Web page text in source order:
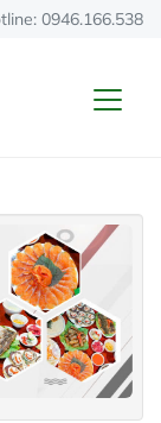
0946.166.538